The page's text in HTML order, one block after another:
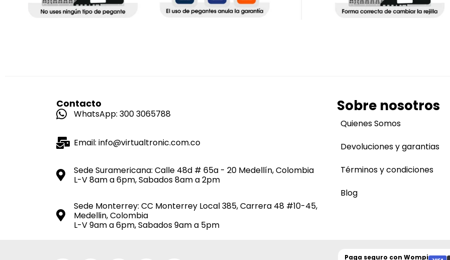
Contacto
WhatsApp: 300 3065788
Email: info@virtualtronic.com.co
Sede Suramericana: Calle 48d # 65a - 20 Medellín, Colombia
L-V 8am a 6pm, Sabados 8am a 2pm
Sede Monterrey: CC Monterrey Local 385, Carrera 48 #10-45,
Medellin, Colombia
L-V 9am a 6pm, Sabados 9am a 5pm
Sobre nosotros
Quienes Somos
Devoluciones y garantias
Términos y condiciones
Blog
Paga seguro con Wompi